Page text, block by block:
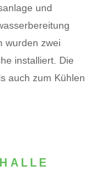
und
wurden zwei
installiert. Die
auch zum Kühlen